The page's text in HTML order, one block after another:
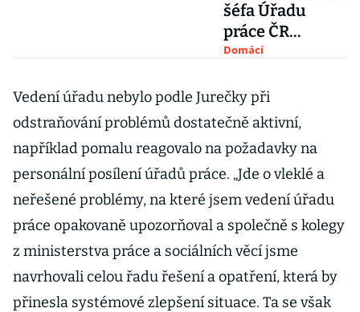
šéfa Úřadu
práce ČR
Najmona kvůli
vyřizování
dávek
Domácí
Vedení úřadu nebylo podle Jurečky při
odstraňování problémů dostatečně aktivní,
například pomalu reagovalo na požadavky na
personální posílení úřadů práce. „Jde o vleklé a
neřešené problémy, na které jsem vedení úřadu
práce opakovaně upozorňoval a společně s kolegy
z ministerstva práce a sociálních věcí jsme
navrhovali celou řadu řešení a opatření, která by
přinesla systémové zlepšení situace. Ta se však